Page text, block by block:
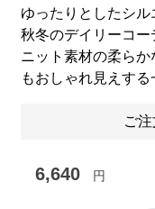
slide
ゆったりとしたシル
秋冬のデイリーコー
ニット素材の柔ら
もおしゃれ見えする
ご
6,640 円